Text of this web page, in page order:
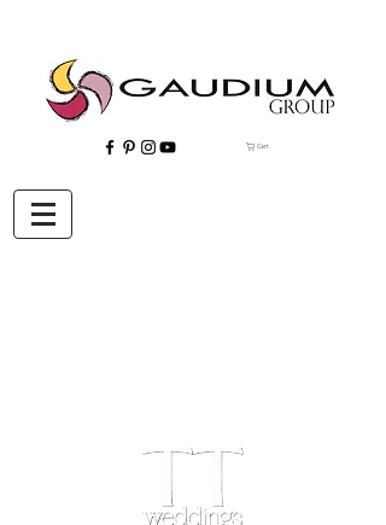
Cart
"Gaudium, Eventos Corporativos, Wedding Planner, Eventos, Quito"